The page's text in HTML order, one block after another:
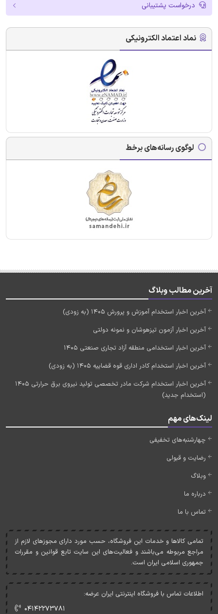
درخواست پشتیبانی
نماد اعتماد الکترونیکی
لوگوی رسانه‌های برخط
آخرین مطالب وبلاگ
آخرین اخبار استخدام آموزش و پرورش 1405 (به زودی)
آخرین اخبار آزمون تیزهوشان و نمونه دولتی
آخرین اخبار استخدامی منطقه آزاد تجاری صنعتی 1405
آخرین اخبار استخدام کادر اداری قوه قضاییه 1405 (به زودی)
آخرین اخبار استخدام شرکت مادر تخصصی تولید نیروی برق حرارتی 1405
(استخدام جدید)
لینک‌های مهم
چهارشنبه‌های تخفیفی
رضایت و قبولی
وبلاگ
درباره ما
تماس با ما
تمامی کالاها و خدمات اين فروشگاه، حسب مورد دارای مجوزهای لازم از
مراجع مربوطه می‌باشند و فعاليت‌های اين سايت تابع قوانين و مقررات
جمهوری اسلامی ايران است.
اطلاعات تماس با فروشگاه اینترنتی ایران عرضه:
۰۴۱۴۲۲۷۳۷۸۱